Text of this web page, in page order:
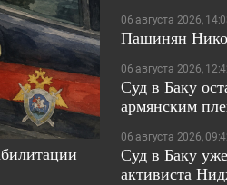
06 августа 2026,
Пашинян
06 августа 2026,
Суд в Баку
армянским
06 августа 2026,
Суд в Баку
активиста